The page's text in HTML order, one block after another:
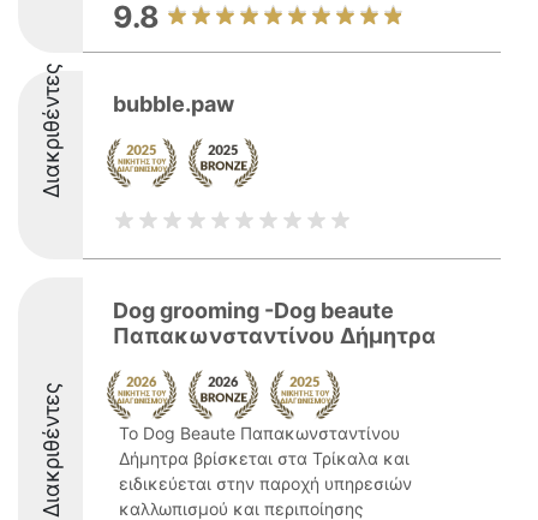
9.8
Διακριθέντες bubble.paw
Διακριθέντες
Dog grooming -Dog beaute
Παπακωνσταντίνου Δήμητρα
Το Dog Beaute Παπακωνσταντίνου
Δήμητρα βρίσκεται στα Τρίκαλα και
ειδικεύεται στην παροχή υπηρεσιών
καλλωπισμού και περιποίησης